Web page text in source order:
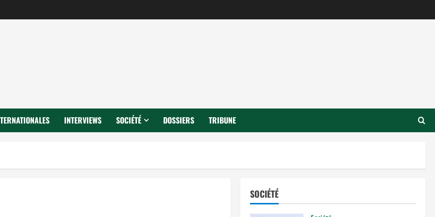
INTERVIEWS SOCIÉTÉ DOSSIERS TRIBUNE
SOCIÉTÉ